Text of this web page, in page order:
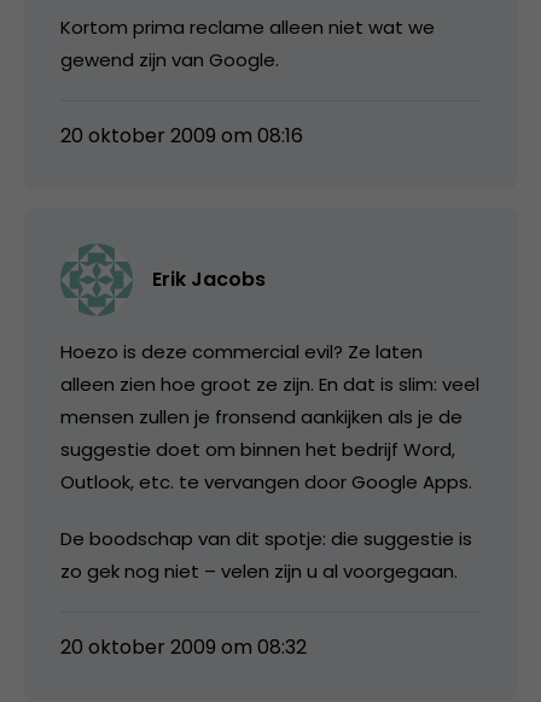
Kortom prima reclame alleen niet wat we
gewend zijn van Google.
20 oktober 2009 om 08:16
Erik Jacobs
Hoezo is deze commercial evil? Ze laten
alleen zien hoe groot ze zijn. En dat is slim: veel
mensen zullen je fronsend aankijken als je de
suggestie doet om binnen het bedrijf Word,
Outlook, etc. te vervangen door Google Apps.
De boodschap van dit spotje: die suggestie is
zo gek nog niet – velen zijn u al voorgegaan.
20 oktober 2009 om 08:32